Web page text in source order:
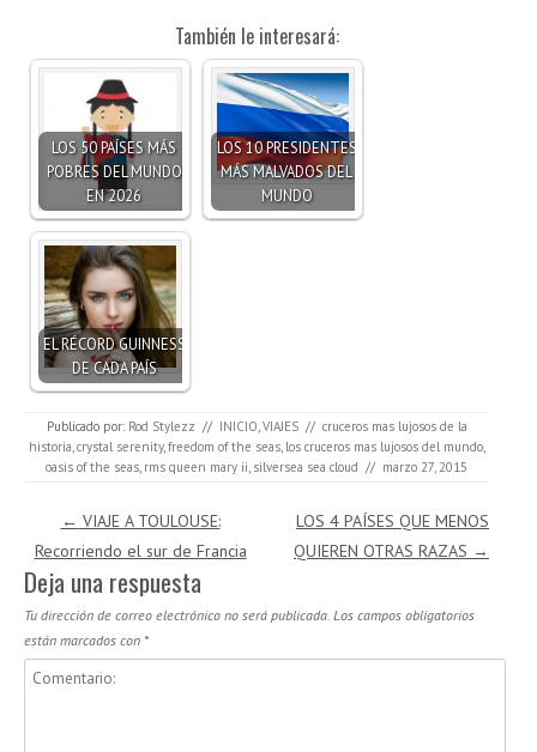
También le interesará:
LOS 50 PAÍSES MÁS
POBRES DEL MUNDO
EN 2026
LOS 10 PRESIDENTES
MÁS MALVADOS DEL
MUNDO
EL RÉCORD GUINNESS
DE CADA PAÍS
Publicado por: Rod Stylezz // INICIO VIAJES // cruceros mas lujosos de la
historia crystal serenity, freedom of the seas, los cruceros mas lujosos del mundo,
oasis of the seas rms queen mary ii silversea sea cloud // marzo 27, 2015
Navegación de entradas
← VIAJE A TOULOUSE:
Recorriendo el sur de Francia
LOS 4 PAÍSES QUE MENOS
QUIEREN OTRAS RAZAS →
Deja una respuesta
Tu dirección de correo electrónico no será publicada. Los campos obligatorios
están marcados con *